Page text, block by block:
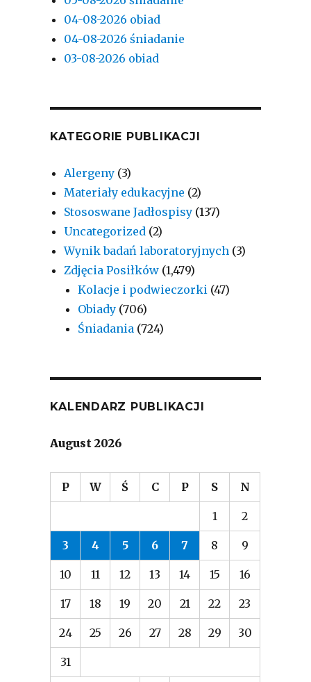
04-08-2026 obiad
04-08-2026 śniadanie
03-08-2026 obiad
KATEGORIE PUBLIKACJI
Alergeny (3)
Materiały edukacyjne (2)
Stososwane Jadłospisy (137)
Uncategorized (2)
Wynik badań laboratoryjnych (3)
Zdjęcia Posiłków (1,479)
Kolacje i podwieczorki (47)
Obiady (706)
Śniadania (724)
KALENDARZ PUBLIKACJI
August 2026
P W Ś C P S N
1 2
3 4 5 6 7 8 9
10 11 12 13 14 15 16
17 18 19 20 21 22 23
24 25 26 27 28 29 30
31